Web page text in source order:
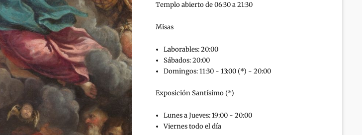
Templo abierto de 06:30 a 21:30
Misas
Laborables: 20:00
Sábados: 20:00
Domingos: 11:30 - 13:00 (*) - 20:00
Exposición Santísimo (*)
Lunes a Jueves: 19:00 - 20:00
Viernes todo el día